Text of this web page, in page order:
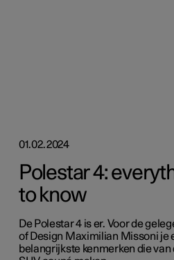
01.02.2024
Polestar 4:
to know
De Polestar 4 is er. Voor de
of Design Maximilian Missoni je
belangrijkste kenmerken die van